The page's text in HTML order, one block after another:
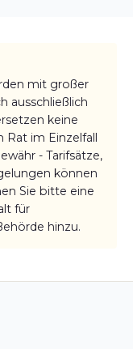
mit großer
ausschließlich
keine
Rat im Einzelfall
- Tarifsätze,
können
Sie bitte eine
für
hinzu.